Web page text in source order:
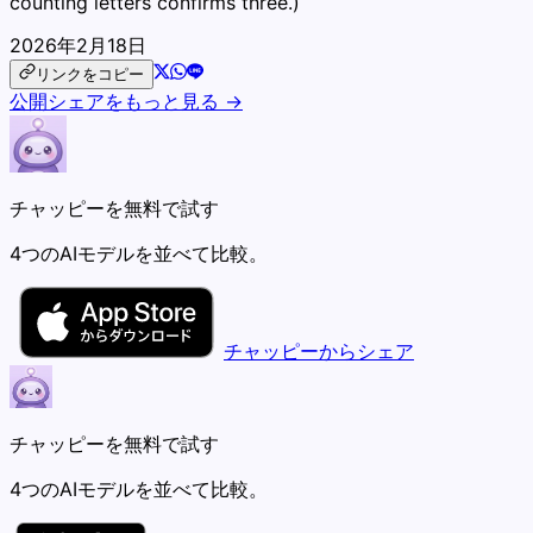
2026年2月18日
リンクをコピー
公開シェアをもっと見る →
チャッピーを無料で試す
4つのAIモデルを並べて比較。
チャッピーからシェア
チャッピーを無料で試す
4つのAIモデルを並べて比較。